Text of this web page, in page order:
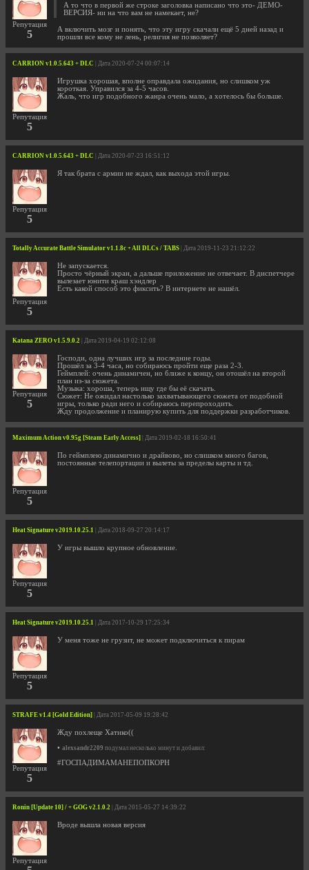
Репутация
5
А то что в первой же строке заголовка написано что это- ДЕМО-
ВЕРСИЯ- ни на что вам не намекает, не?
А включить мозг и понять, что эту игру скачали ещё 5 дней назад и
прошли все кому не лень, религия не позволяет?
CARRION v1.0.5.643 + DLC | Дата 2020-07-24 00:07:14
Репутация
5
Игрушка хорошая, вполне оправдала ожидания, но слишком уж
короткая. Управился за 4-5 часов.
Жаль, что игр подобного жанра очень мало, а хотелось бы больше.
CARRION v1.0.5.643 + DLC | Дата 2020-07-23 16:51:12
Репутация
5
Я так брата с армии не ждал, как выхода этой игры.
Totally Accurate Battle Simulator v1.1.8c + All DLCs / TABS | Дата 2019-11-23 21:12:22
Репутация
5
Не запускается.
Просто чёрный экран, а дальше приложение не отвечает. В диспетчере
вылезает юнити краш хэндлер
Есть какой способ это фиксить? В интернете не нашёл.
Katana ZERO v1.5.9.0.2 | Дата 2019-04-19 02:12:08
Репутация
5
Господи, одна лучших игр за последние годы.
Прошёл за 3-4 часа, но собираюсь пройти еще раза 2-3.
Геймплей: очень динамичен, но ближе к концу, он отошёл на второй
план из-за сюжета.
Музыка: хороша, теперь ищу где бы её скачать.
Сюжет: Не ожидал настолько захватывающего сюжета от подобной
игры, только ради него и собираюсь перепроходить.
Жду продолжение и планирую купить для поддержки разработчиков.
Maximum Action v0.95g [Steam Early Access] | Дата 2019-02-18 16:50:41
Репутация
5
По геймплею динамично и драйвово, но слишком много багов,
постоянные телепортации и вылеты за пределы карты и тд.
Heat Signature v2019.10.25.1 | Дата 2018-09-27 20:14:17
Репутация
5
У игры вышло крупное обновление.
Heat Signature v2019.10.25.1 | Дата 2017-10-29 17:25:34
Репутация
5
У меня тоже не грузит, не может подключиться к пирам
STRAFE v1.4 [Gold Edition] | Дата 2017-05-09 19:28:42
Репутация
5
Жду похлеще Хатико((
• alexsandr2209 подумал несколько минут и добавил:
#ГОСПАДИМАМАНЕПОПКОРН
Ronin [Update 10] / + GOG v2.1.0.2 | Дата 2015-05-27 14:39:22
Репутация
Вроде вышла новая версия